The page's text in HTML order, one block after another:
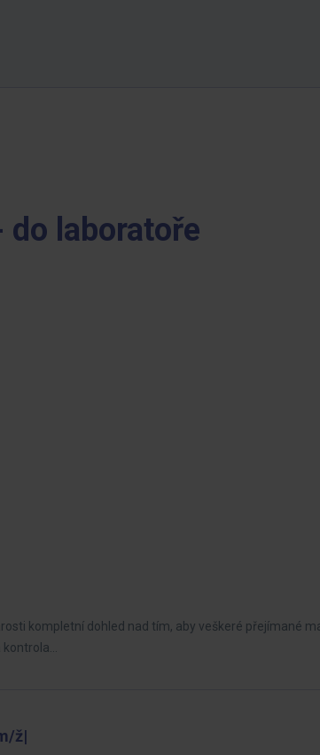
do laboratoře
kompletní dohled nad tím, aby veškeré přejímané
ž|